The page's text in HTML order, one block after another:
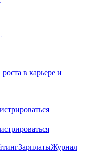
в карьере и
ЗарплатыЖурнал